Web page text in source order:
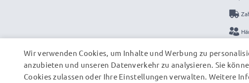
Wir verwenden Cookies, um Inhalte und Werbung zu
anzubieten und unseren Datenverkehr zu analysieren. Sie
Cookies zulassen oder Ihre Einstellungen verwalten. Weitere